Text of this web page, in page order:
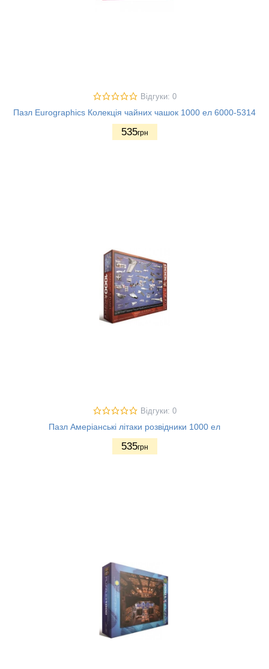
Відгуки: 0
Пазл Eurographics Колекція чайних чашок 1000 ел 6000-5314
535грн
Відгуки: 0
Пазл Амеріанські літаки розвідники 1000 ел
535грн